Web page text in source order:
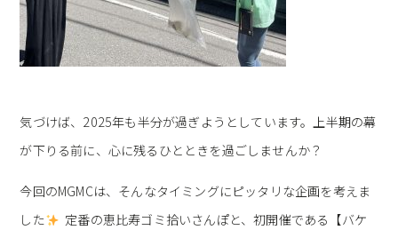
気づけば、2025年も半分が過ぎようとしています。上半期の幕
が下りる前に、心に残るひとときを過ごしませんか？
今回のMGMCは、そんなタイミングにピッタリな企画を考えま
した
定番の恵比寿ゴミ拾いさんぽと、初開催である【バケ